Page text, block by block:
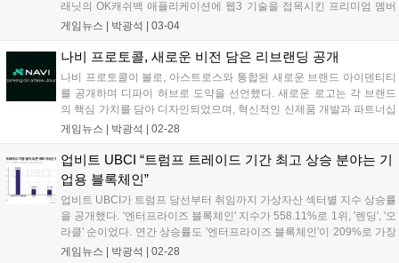
래닛의 OK캐쉬백 애플리케이션에 웹3 기술을 접목시킨 프리미엄 멤버
십 프로그램으로, 모카 네트워크의 에어 키트(AIR Kit)가 많은 이용자를
게임뉴스 | 박광석 03-04
나비 프로토콜, 새로운 비전 담은 리브랜딩 공개
나비 프로토콜이 볼로, 아스트로스와 통합된 새로운 브랜드 아이덴티티
를 공개하며 디파이 허브로 도약을 선언했다. 새로운 로고는 각 브랜드
의 핵심 가치를 담아 디자인되었으며, 혁신적인 신제품 개발과 파트너십
확대를 통해 2025년 1분기, 2분기에 주요 로드맵 목표를 달성할 예정이
공식 웹사이트와 블로그에서 확인할 수 있다....
게임뉴스 | 박광석 02-28
업비트 UBCI “트럼프 트레이드 기간 최고 상승 분야는 기
업용 블록체인”
업비트 UBCI가 트럼프 당선부터 취임까지 가상자산 섹터별 지수 상승률
을 공개했다. '엔터프라이즈 블록체인' 지수가 558.11%로 1위, '렌딩', '오
라클' 순이었다. 연간 상승률도 '엔터프라이즈 블록체인'이 209%로 가장
높았고, '렌딩' 148.45%, '지급결제 인프라' 141.13% 순으로 나타났다.
게임뉴스 | 박광석 02-28